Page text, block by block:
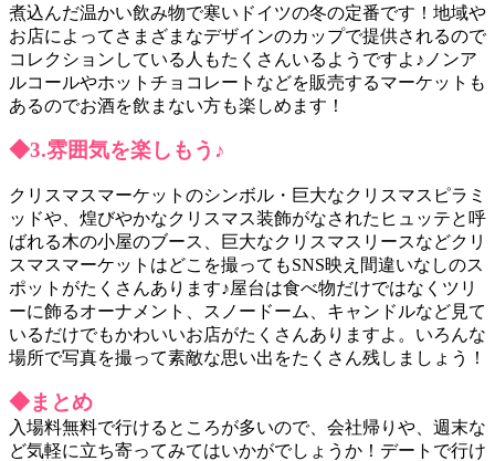
煮込んだ温かい飲み物で寒いドイツの冬の定番です！地域や
お店によってさまざまなデザインのカップで提供されるので
コレクションしている人もたくさんいるようですよ♪ノンア
ルコールやホットチョコレートなどを販売するマーケットも
あるのでお酒を飲まない方も楽しめます！
◆3.雰囲気を楽しもう♪
クリスマスマーケットのシンボル・巨大なクリスマスピラミ
ッドや、煌びやかなクリスマス装飾がなされたヒュッテと呼
ばれる木の小屋のブース、巨大なクリスマスリースなどクリ
スマスマーケットはどこを撮ってもSNS映え間違いなしのス
ポットがたくさんあります♪屋台は食べ物だけではなくツリ
ーに飾るオーナメント、スノードーム、キャンドルなど見て
いるだけでもかわいいお店がたくさんありますよ。いろんな
場所で写真を撮って素敵な思い出をたくさん残しましょう！
◆まとめ
入場料無料で行けるところが多いので、会社帰りや、週末な
ど気軽に立ち寄ってみてはいかがでしょうか！デートで行け